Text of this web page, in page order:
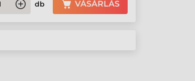
db VÁSÁRLÁS